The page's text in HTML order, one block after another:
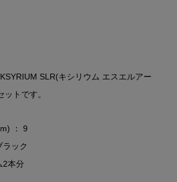
SLR(キシリウム エスエルアー
トです。
： 9
ラック
2本分